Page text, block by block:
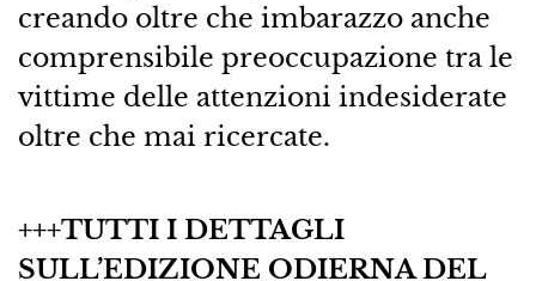
creando oltre che imbarazzo anche
comprensibile preoccupazione tra le
vittime delle attenzioni indesiderate
oltre che mai ricercate.
+++TUTTI I DETTAGLI
SULL’EDIZIONE ODIERNA DEL